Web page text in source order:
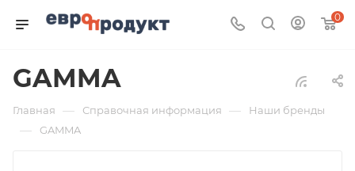
0
GAMMA
Главная — Справочная информация — Наши бренды
— GAMMA